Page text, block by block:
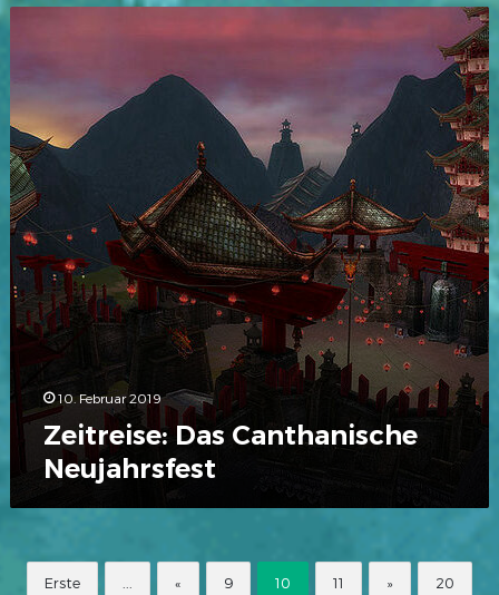
10. Februar 2019
Zeitreise: Das Canthanische
Neujahrsfest
Erste « 9 10 11 » 20